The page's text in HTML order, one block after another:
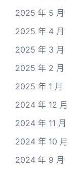
2025 年 5 月
2025 年 4 月
2025 年 3 月
2025 年 2 月
2025 年 1 月
2024 年 12 月
2024 年 11 月
2024 年 10 月
2024 年 9 月